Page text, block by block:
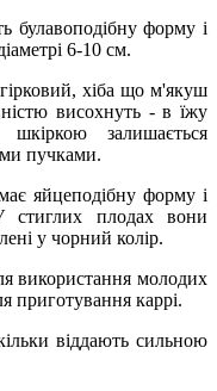
булавоподібну форму і
6-10 см.
хіба що м'якуш
висохнуть - в їжу
залишається
пучками.
яйцеподібну форму і
стиглих плодах вони
у чорний колір.
використання молодих
приготування каррі.
віддають сильною